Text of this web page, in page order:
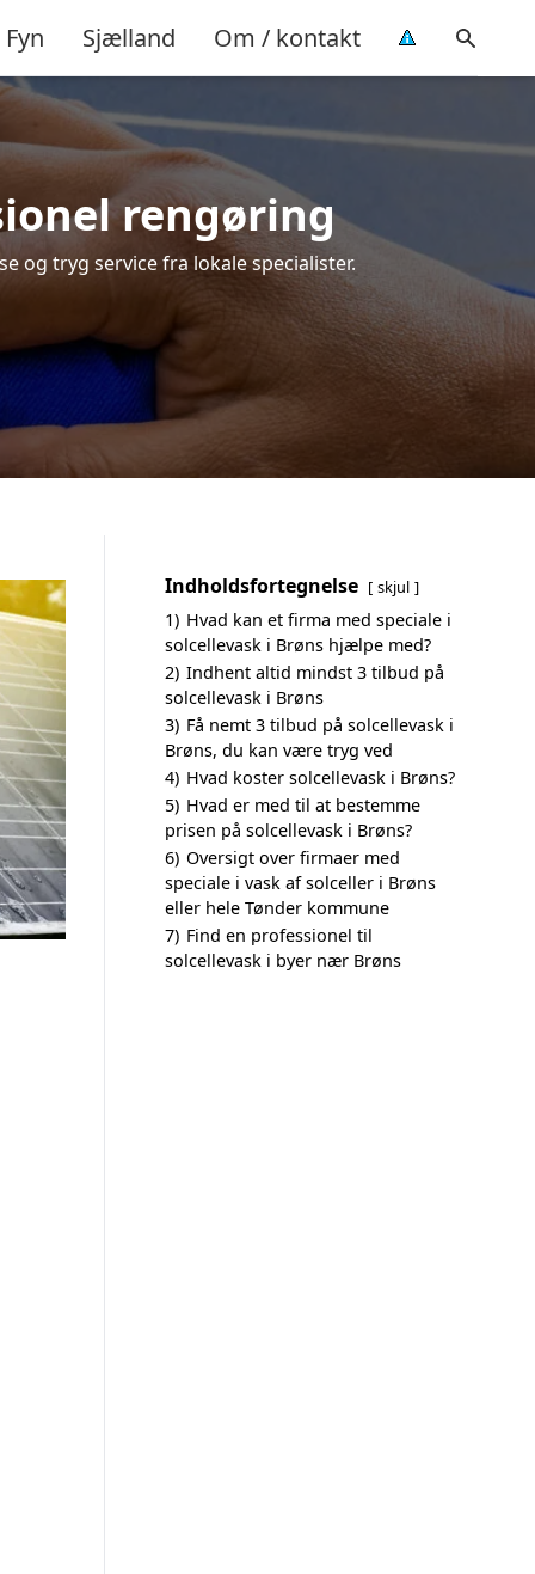
Fyn Sjælland Om / kontakt
rengøring
og tryg service fra lokale specialister.
Indholdsfortegnelse skjul
1) Hvad kan et firma med speciale i
solcellevask i Brøns hjælpe med?
2) Indhent altid mindst 3 tilbud på
solcellevask i Brøns
3) Få nemt 3 tilbud på solcellevask i
Brøns, du kan være tryg ved
4) Hvad koster solcellevask i Brøns?
5) Hvad er med til at bestemme
prisen på solcellevask i Brøns?
6) Oversigt over firmaer med
speciale i vask af solceller i Brøns
eller hele Tønder kommune
7) Find en professionel til
solcellevask i byer nær Brøns